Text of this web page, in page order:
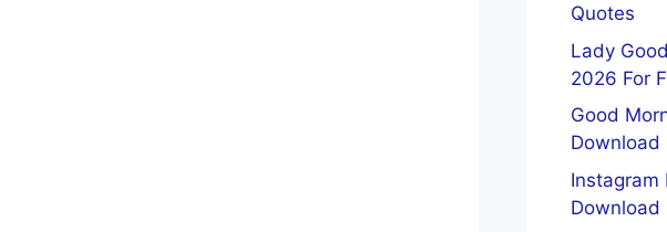
Quotes
Lady
2026 For
Good
Download
Instagram
Download